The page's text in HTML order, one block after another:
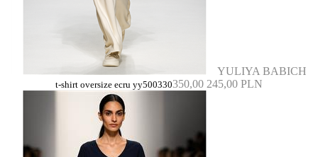
YULIYA BABICH
t-shirt oversize ecru yy500330350,00 245,00 PLN